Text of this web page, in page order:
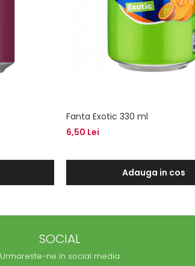
Fanta Exotic 330 ml
6,50 Lei
Adauga in cos
SOCIAL
Urmareste-ne in social media